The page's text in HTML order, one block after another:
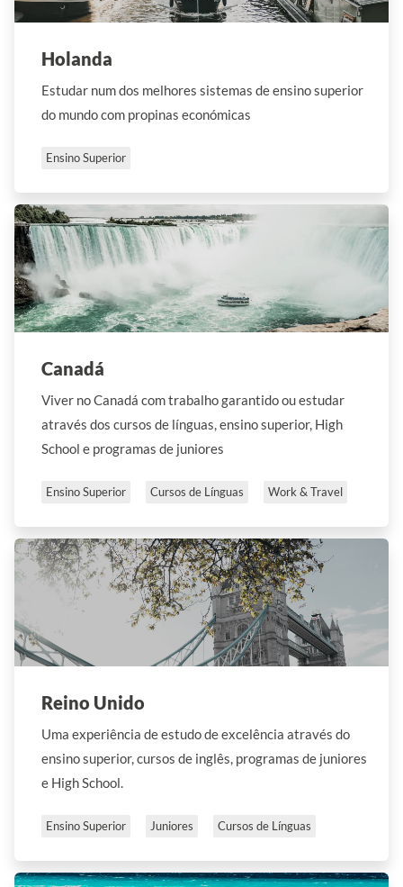
Holanda
Estudar num dos melhores sistemas de ensino superior
do mundo com propinas económicas
Ensino Superior
Canadá
Viver no Canadá com trabalho garantido ou estudar
através dos cursos de línguas, ensino superior, High
School e programas de juniores
Ensino Superior Cursos de Línguas Work & Travel
Reino Unido
Uma experiência de estudo de excelência através do
ensino superior, cursos de inglês, programas de juniores
e High School.
Ensino Superior Juniores Cursos de Línguas